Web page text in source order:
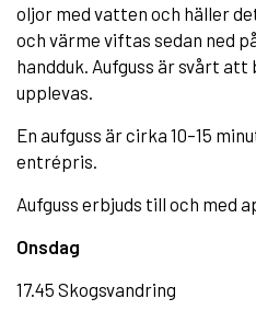
oljor med vatten och häller
och värme viftas sedan ned
handduk. Aufguss är svårt
upplevas.
En aufguss är cirka 10–15
entrépris.
Aufguss erbjuds till och med
Onsdag
17.45 Skogsvandring